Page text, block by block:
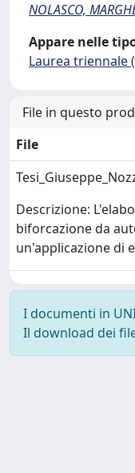
NOLASCO,
Appare nelle
Laurea triennale
File in questo
File
Descrizione:
biforcazione da
un'applicazione di
I documenti in
Il download dei